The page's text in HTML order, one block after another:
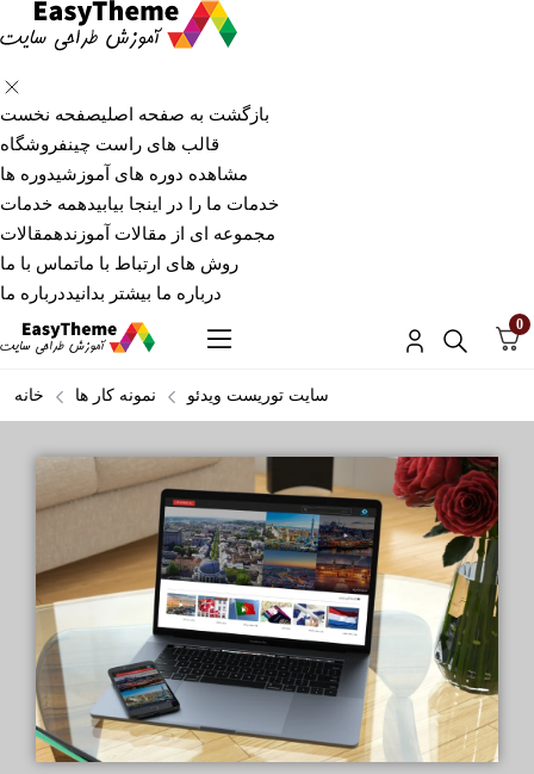
بازگشت به صفحه اصلیصفحه نخست
قالب های راست چینفروشگاه
مشاهده دوره های آموزشیدوره ها
خدمات ما را در اینجا بیابیدهمه خدمات
مجموعه ای از مقالات آموزندهمقالات
روش های ارتباط با ماتماس با ما
درباره ما بیشتر بدانیددرباره ما
0
خانه نمونه کار ها سایت توریست ویدئو